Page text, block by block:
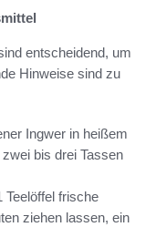
entscheidend, um
Hinweise sind zu
Ingwer in heißem
bis drei Tassen
Teelöffel frische
ziehen lassen, ein